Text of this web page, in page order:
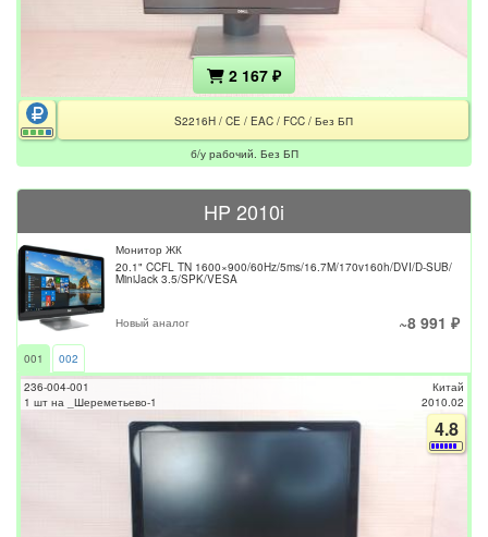
2 167 ₽
S2216H / CE / EAC / FCC / Без БП
б/у рабочий. Без БП
HP 2010i
Монитор ЖК
20.1" CCFL TN 1600×900/60Hz/5ms/16.7M/170v160h/DVI/D-SUB/
MiniJack 3.5/SPK/VESA
Новый аналог ~8 991 ₽
001
002
236-004-001
1 шт на _Шереметьево-1
Китай
2010.02
4.8